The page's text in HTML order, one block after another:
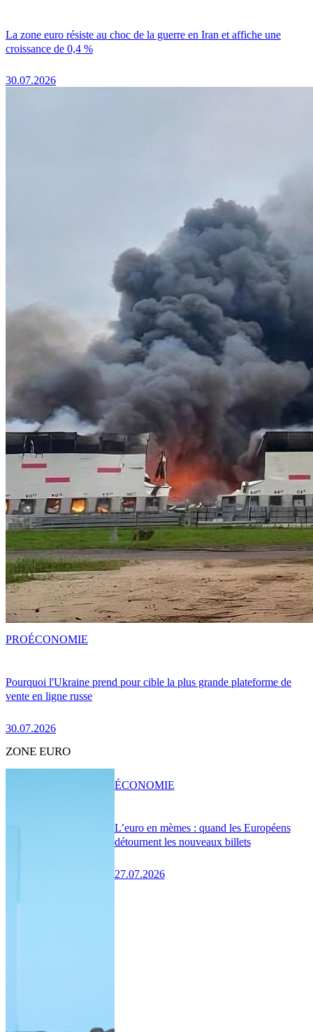
La zone euro résiste au choc de la guerre en Iran et affiche une
croissance de 0,4 %
30.07.2026
Pourquoi l'Ukraine prend pour cible la plus grande plateforme de
vente en ligne russe
30.07.2026
PROÉCONOMIE
ZONE EURO
L’euro en mèmes : quand les Européens
détournent les nouveaux billets
27.07.2026
ÉCONOMIE